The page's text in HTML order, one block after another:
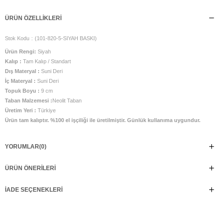
ÜRÜN ÖZELLIKLERI
Stok Kodu (101-820-5-SIYAH BASKI)
Ürün Rengi: Siyah
Kalıp : Tam Kalıp / Standart
Dış Materyal : Suni Deri
İç Materyal : Suni Deri
Topuk Boyu : 9 cm
Taban Malzemesi :Neolit Taban
Üretim Yeri : Türkiye
Ürün tam kalıptır. %100 el işçiliği ile üretilmiştir. Günlük kullanıma uygundur.
YORUMLAR(0)
ÜRÜN ÖNERILERI
İADE SEÇENEKLERI